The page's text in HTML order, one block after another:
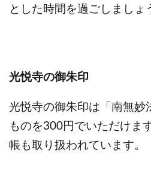
とした時間を過ごしましょ
光悦寺の御朱印
光悦寺の御朱印は「南無妙
ものを300円でいただけま
帳も取り扱われています。